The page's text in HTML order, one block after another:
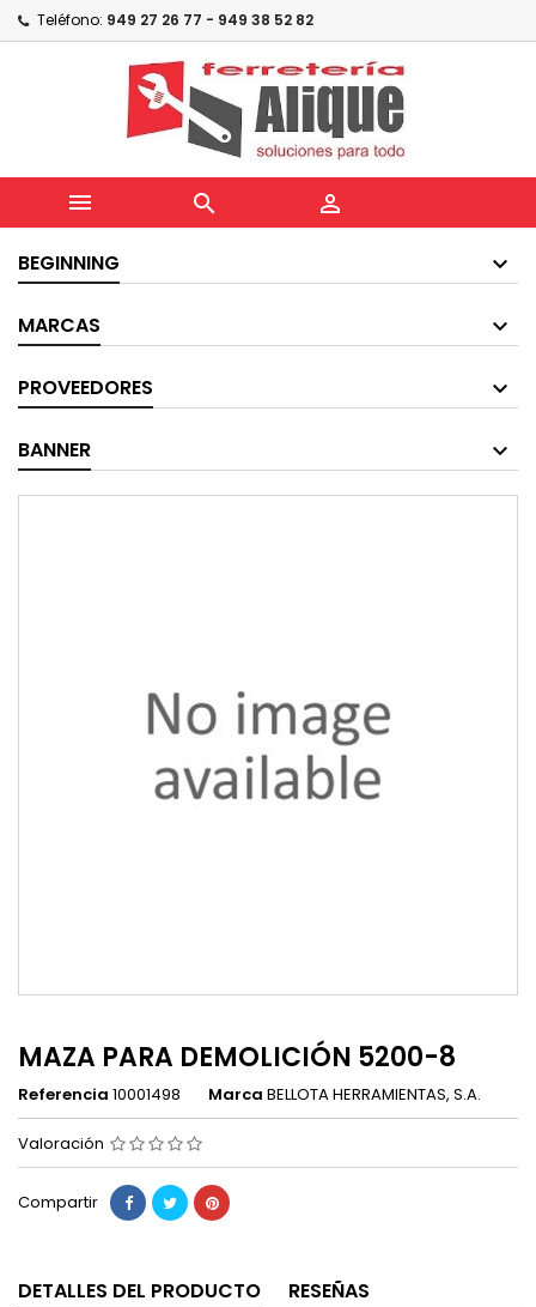
Teléfono: 949 27 26 77 - 949 38 52 82
  
BEGINNING
MARCAS
PROVEEDORES
BANNER
MAZA PARA DEMOLICIÓN 5200-8
Referencia 10001498 Marca BELLOTA HERRAMIENTAS, S.A.
Valoración
Compartir
DETALLES DEL PRODUCTO RESEÑAS